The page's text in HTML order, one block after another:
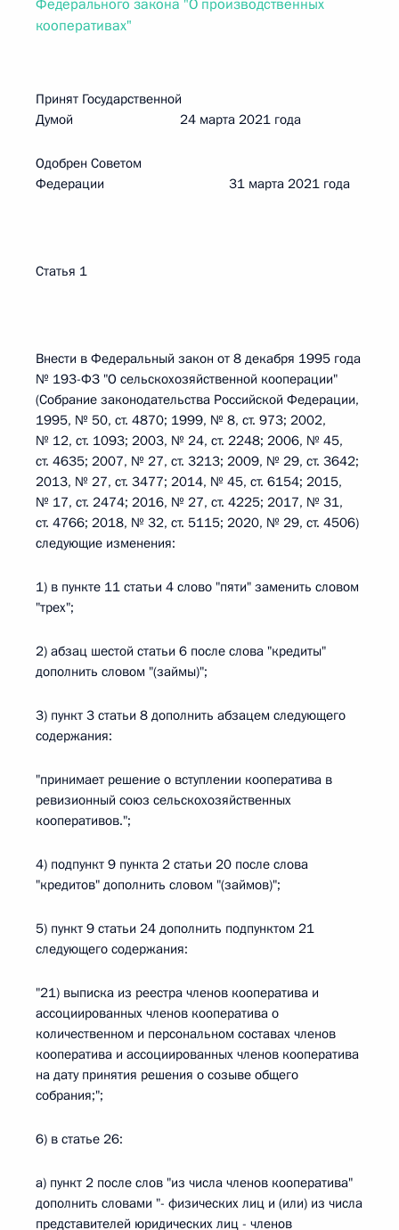
Федерального закона "О производственных
кооперативах"
Принят Государственной
Думой 24 марта 2021 года
Одобрен Советом
Федерации 31 марта 2021 года
Статья 1
Внести в Федеральный закон от 8 декабря 1995 года
№ 193-ФЗ "О сельскохозяйственной кооперации"
(Собрание законодательства Российской Федерации,
1995, № 50, ст. 4870; 1999, № 8, ст. 973; 2002,
№ 12, ст. 1093; 2003, № 24, ст. 2248; 2006, № 45,
ст. 4635; 2007, № 27, ст. 3213; 2009, № 29, ст. 3642;
2013, № 27, ст. 3477; 2014, № 45, ст. 6154; 2015,
№ 17, ст. 2474; 2016, № 27, ст. 4225; 2017, № 31,
ст. 4766; 2018, № 32, ст. 5115; 2020, № 29, ст. 4506)
следующие изменения:
1) в пункте 11 статьи 4 слово "пяти" заменить словом
"трех";
2) абзац шестой статьи 6 после слова "кредиты"
дополнить словом "(займы)";
3) пункт 3 статьи 8 дополнить абзацем следующего
содержания:
"принимает решение о вступлении кооператива в
ревизионный союз сельскохозяйственных
кооперативов.";
4) подпункт 9 пункта 2 статьи 20 после слова
"кредитов" дополнить словом "(займов)";
5) пункт 9 статьи 24 дополнить подпунктом 21
следующего содержания:
"21) выписка из реестра членов кооператива и
ассоциированных членов кооператива о
количественном и персональном составах членов
кооператива и ассоциированных членов кооператива
на дату принятия решения о созыве общего
собрания;";
6) в статье 26:
а) пункт 2 после слов "из числа членов кооператива"
дополнить словами "- физических лиц и (или) из числа
представителей юридических лиц - членов